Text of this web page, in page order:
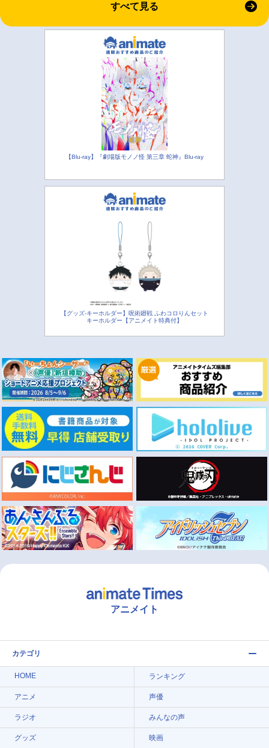
すべて見る
【Blu-ray】『劇場版モノノ怪 第三章 蛇神』Blu-ray
【グッズ-キーホルダー】呪術廻戦 ふわコロりんセット
キーホルダー【アニメイト特典付】
アニメイト
カテゴリ
HOME ランキング
アニメ 声優
ラジオ みんなの声
グッズ 映画